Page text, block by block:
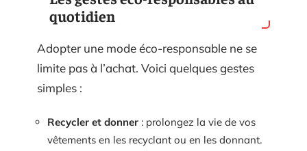
quotidien
Adopter une mode éco-responsable ne se
limite pas à l’achat. Voici quelques gestes
simples :
Recycler et donner : prolongez la vie de vos
vêtements en les recyclant ou en les donnant.